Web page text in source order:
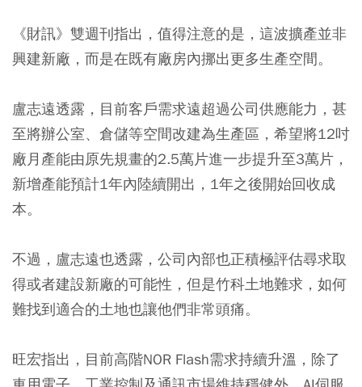
《財訊》雙週刊指出，值得注意的是，這波擴產並非
興建新廠，而是在既有廠房內挪出更多生產空間。
盧志遠透露，目前客戶需求遠超過公司供應能力，甚
至將辦公室、倉儲等空間改建為生產區，希望將12吋
廠月產能由原先規畫的2.5萬片進一步提升至3萬片，
新增產能預計1年內陸續開出，1年之後開始回收成
本。
不過，盧志遠也透露，公司內部也正積極評估尋求取
得或者建設新廠的可能性，但是竹科土地難求，如何
難找到適合的土地也讓他們非常頭痛。
旺宏指出，目前高階NOR Flash需求持續升溫，除了